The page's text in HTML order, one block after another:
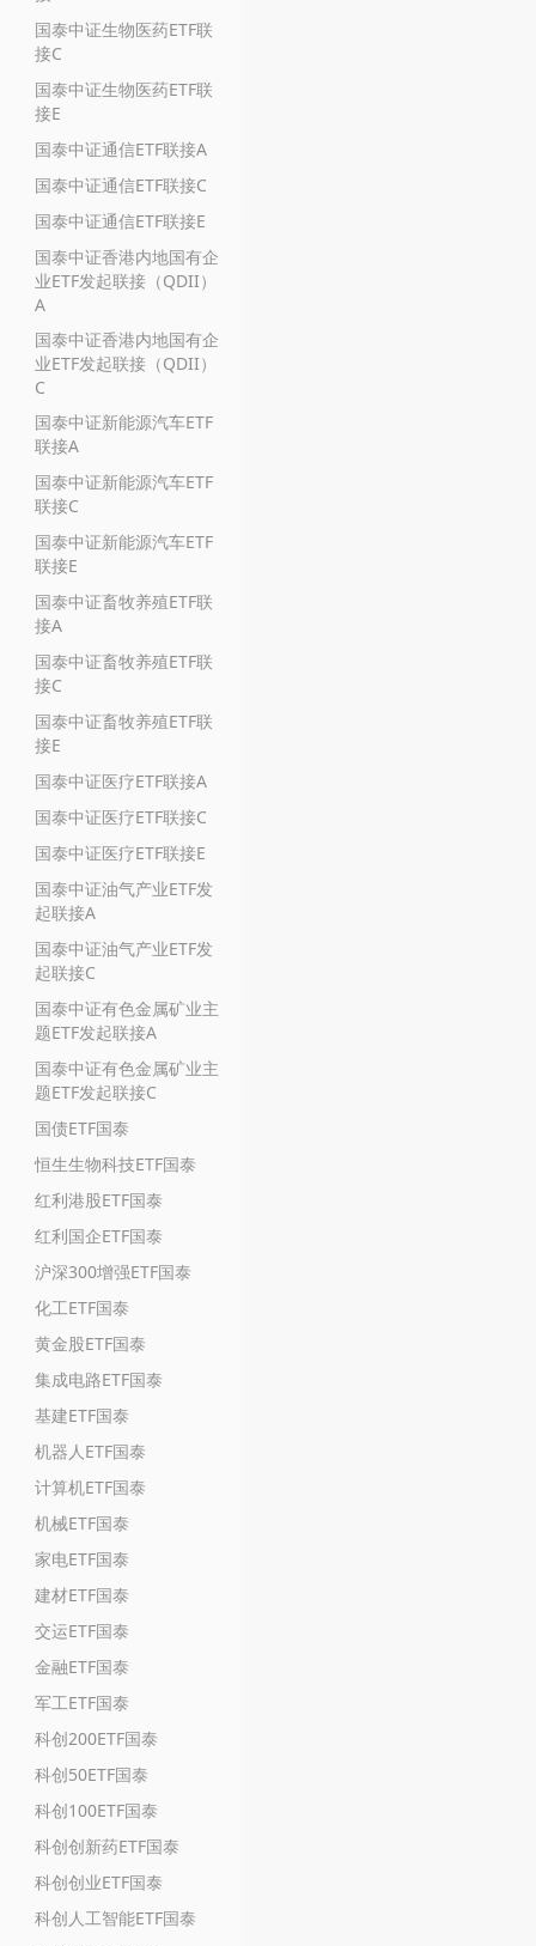
国泰中证生物医药ETF联
接C
国泰中证生物医药ETF联
接E
国泰中证通信ETF联接A
国泰中证通信ETF联接C
国泰中证通信ETF联接E
国泰中证香港内地国有企
业ETF发起联接（QDII）
A
国泰中证香港内地国有企
业ETF发起联接（QDII）
C
国泰中证新能源汽车ETF
联接A
国泰中证新能源汽车ETF
联接C
国泰中证新能源汽车ETF
联接E
国泰中证畜牧养殖ETF联
接A
国泰中证畜牧养殖ETF联
接C
国泰中证畜牧养殖ETF联
接E
国泰中证医疗ETF联接A
国泰中证医疗ETF联接C
国泰中证医疗ETF联接E
国泰中证油气产业ETF发
起联接A
国泰中证油气产业ETF发
起联接C
国泰中证有色金属矿业主
题ETF发起联接A
国泰中证有色金属矿业主
题ETF发起联接C
国债ETF国泰
恒生生物科技ETF国泰
红利港股ETF国泰
红利国企ETF国泰
沪深300增强ETF国泰
化工ETF国泰
黄金股ETF国泰
集成电路ETF国泰
基建ETF国泰
机器人ETF国泰
计算机ETF国泰
机械ETF国泰
家电ETF国泰
建材ETF国泰
交运ETF国泰
金融ETF国泰
军工ETF国泰
科创200ETF国泰
科创50ETF国泰
科创100ETF国泰
科创创新药ETF国泰
科创创业ETF国泰
科创人工智能ETF国泰